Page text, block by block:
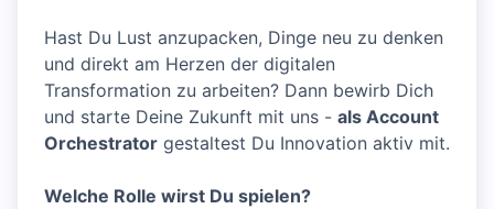
Hast Du Lust anzupacken, Dinge neu zu denken
und direkt am Herzen der digitalen
Transformation zu arbeiten? Dann bewirb Dich
und starte Deine Zukunft mit uns - als Account
Orchestrator gestaltest Du Innovation aktiv mit.
Welche Rolle wirst Du spielen?